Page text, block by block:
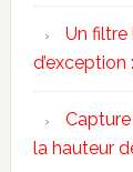
Un filtre
la hauteur